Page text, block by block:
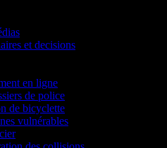
et decisions
en ligne
de police
de bicyclette
vulnérables